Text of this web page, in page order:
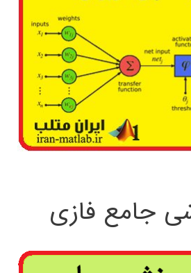
جامع فازی